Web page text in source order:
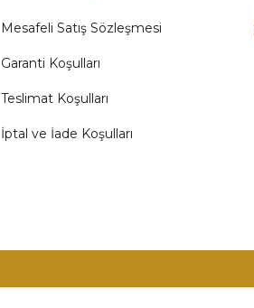
Mesafeli Satış Sözleşmesi
Garanti Koşulları
Teslimat Koşulları
İptal ve İade Koşulları